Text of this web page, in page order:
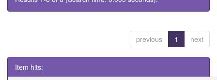
previous 1 next
Item hits: